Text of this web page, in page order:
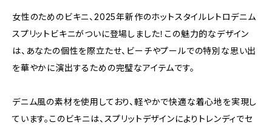
女性のためのビキニ、2025年新作のホットスタイルレトロデニム
スプリットビキニがついに登場しました！この魅力的なデザイン
は、あなたの個性を際立たせ、ビーチやプールでの特別な思い出
を華やかに演出するための完璧なアイテムです。
デニム風の素材を使用しており、軽やかで快適な着心地を実現し
ています。このビキニは、スプリットデザインによりトレンディでセ